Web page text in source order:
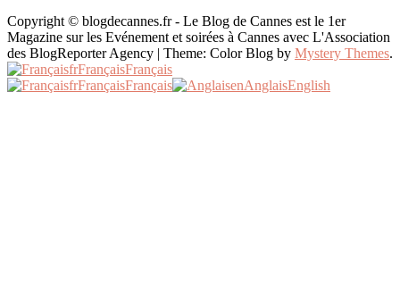
Copyright © blogdecannes.fr - Le Blog de Cannes est le 1er
Magazine sur les Evénement et soirées à Cannes avec L'Association
des BlogReporter Agency | Theme: Color Blog by Mystery Themes.
frFrançaisFrançais
frFrançaisFrançais enAnglaisEnglish